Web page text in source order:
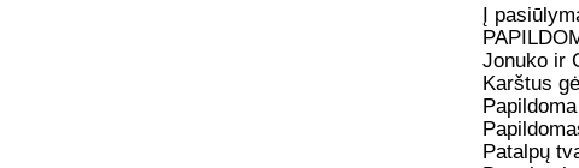
Į
Jonuko ir
Karštus
Patalpų